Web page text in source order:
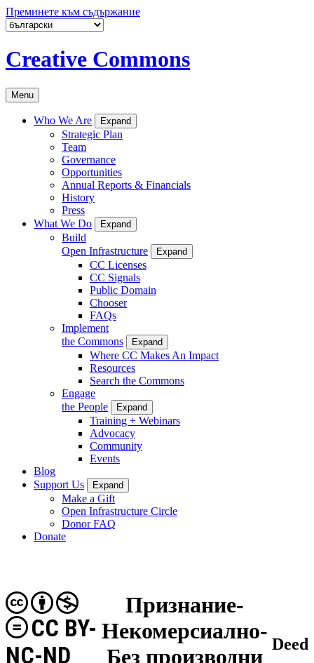
Преминете към съдържание
Creative Commons
Menu
Who We Are Expand
Strategic Plan
Team
Governance
Opportunities
Annual Reports & Financials
History
Press
What We Do
Expand
Build
Open Infrastructure
Expand
CC Licenses
CC Signals
Public Domain
Chooser
FAQs
Implement
the Commons
Expand
Where CC Makes An Impact
Resources
Search the Commons
Engage
the People
Expand
Training + Webinars
Advocacy
Community
Events
Blog
Support Us
Expand
Make a Gift
Open Infrastructure Circle
Donor FAQ
Donate
Признание-
Некомерсиално-
Без производни
CC BY-
NC-ND
Deed